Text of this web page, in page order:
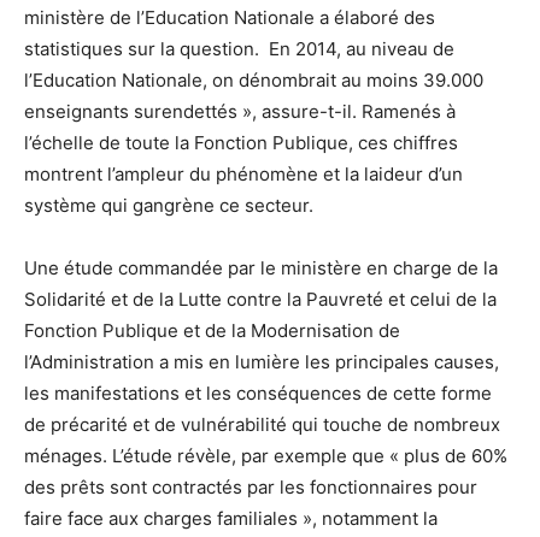
ministère de l’Education Nationale a élaboré des
statistiques sur la question. En 2014, au niveau de
l’Education Nationale, on dénombrait au moins 39.000
enseignants surendettés », assure-t-il. Ramenés à
l’échelle de toute la Fonction Publique, ces chiffres
montrent l’ampleur du phénomène et la laideur d’un
système qui gangrène ce secteur.
Une étude commandée par le ministère en charge de la
Solidarité et de la Lutte contre la Pauvreté et celui de la
Fonction Publique et de la Modernisation de
l’Administration a mis en lumière les principales causes,
les manifestations et les conséquences de cette forme
de précarité et de vulnérabilité qui touche de nombreux
ménages. L’étude révèle, par exemple que « plus de 60%
des prêts sont contractés par les fonctionnaires pour
faire face aux charges familiales », notamment la